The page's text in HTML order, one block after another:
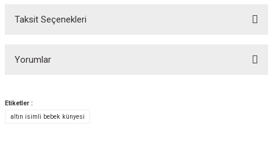
Taksit Seçenekleri
Yorumlar
Etiketler :
altın isimli bebek künyesi